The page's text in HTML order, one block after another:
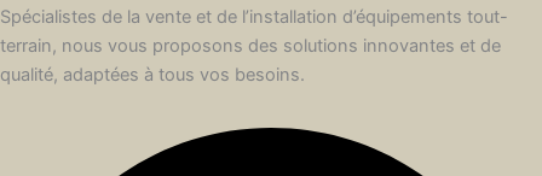
Spécialistes de la vente et de l’installation d’équipements tout-
terrain, nous vous proposons des solutions innovantes et de
qualité, adaptées à tous vos besoins.